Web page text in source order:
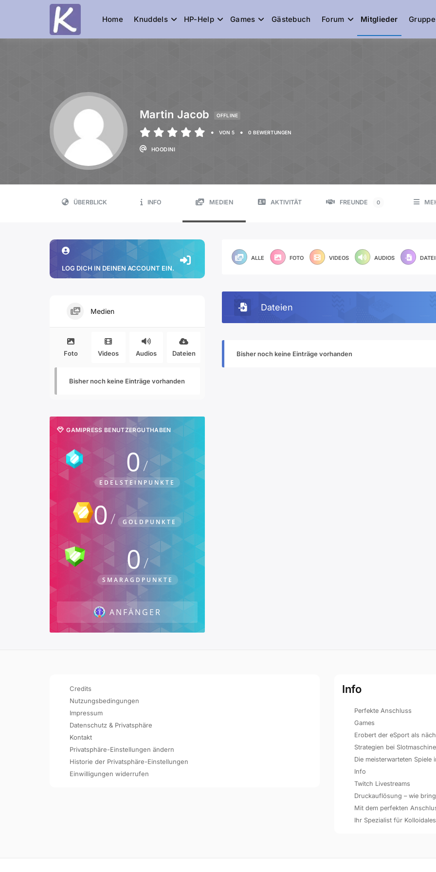
Knuddelesel.de
die Community
Home Knuddels HP-Help Games Gästebuch Forum Mitglieder
Martin Jacob OFFLINE
• VON 5 • 0 BEWERTUNGEN
HOODINI
ÜBERBLICK INFO MEDIEN AKTIVITÄT FREUNDE 0
ALLE FOTO VIDEOS AUDIOS
Dateien
Bisher noch keine Einträge vorhanden
LOG DICH IN DEINEN ACCOUNT EIN.
Medien
Foto Videos Audios Dateien
Bisher noch keine Einträge vorhanden
GAMIPRESS BENUTZERGUTHABEN
0
EDELSTEINPUNKTE
0 GOLDPUNKTE
0
SMARAGDPUNKTE
ANFÄNGER
Credits
Nutzungsbedingungen
Impressum
Datenschutz & Privatsphäre
Kontakt
Privatsphäre-Einstellungen ändern
Historie der Privatsphäre-Einstellungen
Einwilligungen widerrufen
Info
Perfekte Anschluss
Games
Erobert der eSport als
Strategien bei
Die meisterwarteten Spiele
Info
Twitch Livestreams
Druckauflösung – wie
Mit dem perfekten
Ihr Spezialist für